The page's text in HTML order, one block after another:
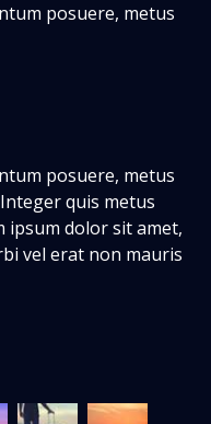
posuere, metus
posuere, metus
quis metus
ipsum dolor sit amet,
vel erat non mauris